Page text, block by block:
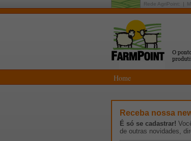
Rede AgriPoint:
Home
Receba nossa
É só se cadastrar!
de outras novidades,